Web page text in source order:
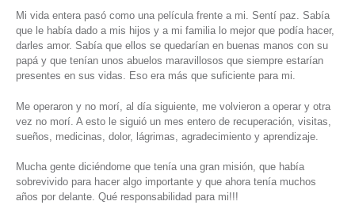
Mi vida entera pasó como una película frente a mi. Sentí paz. Sabía
que le había dado a mis hijos y a mi familia lo mejor que podía hacer,
darles amor. Sabía que ellos se quedarían en buenas manos con su
papá y que tenían unos abuelos maravillosos que siempre estarían
presentes en sus vidas. Eso era más que suficiente para mi.
Me operaron y no morí, al día siguiente, me volvieron a operar y otra
vez no morí. A esto le siguió un mes entero de recuperación, visitas,
sueños, medicinas, dolor, lágrimas, agradecimiento y aprendizaje.
Mucha gente diciéndome que tenía una gran misión, que había
sobrevivido para hacer algo importante y que ahora tenía muchos
años por delante. Qué responsabilidad para mi!!!